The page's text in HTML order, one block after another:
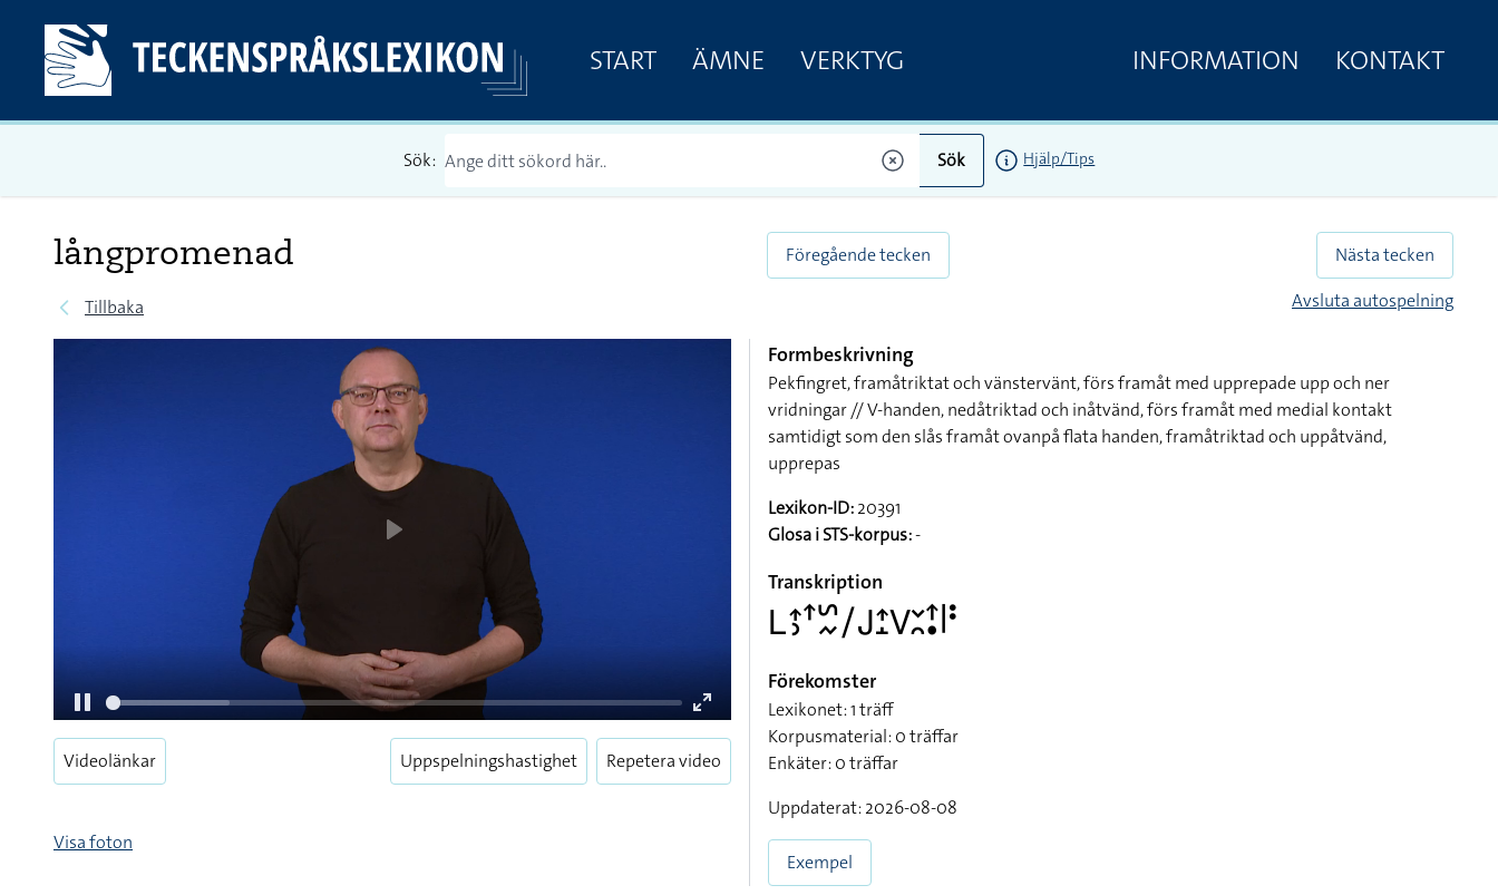
START ÄMNE VERKTYG INFORMATION KONTAKT
Sök: Sök Hjälp/Tips
långpromenad
Tillbaka
Föregående tecken
Nästa tecken
Avsluta autospelning
Videolänkar Uppspelningshastighet Repetera video
Visa foton
Formbeskrivning
Pekfingret, framåtriktat och vänstervänt, förs framåt med upprepade upp och ner
vridningar // V-handen, nedåtriktad och inåtvänd, förs framåt med medial kontakt
samtidigt som den slås framåt ovanpå flata handen, framåtriktad och uppåtvänd,
upprepas
Lexikon-ID:20391
Glosa i STS-korpus:-
Transkription
􌥈􌤴􌤶􌦃􌥲􌦌􌥠􌤢􌤴􌤸􌤭􌥖􌥘􌦃􌥡􌥼􌥻
Förekomster
Lexikonet: 1 träff
Korpusmaterial: 0 träffar
Enkäter: 0 träffar
Uppdaterat: 2026-08-08
Exempel